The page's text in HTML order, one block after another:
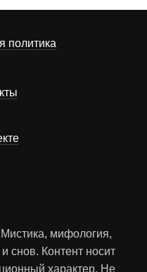
политика
мифология,
снов. Контент носит
характер. Не